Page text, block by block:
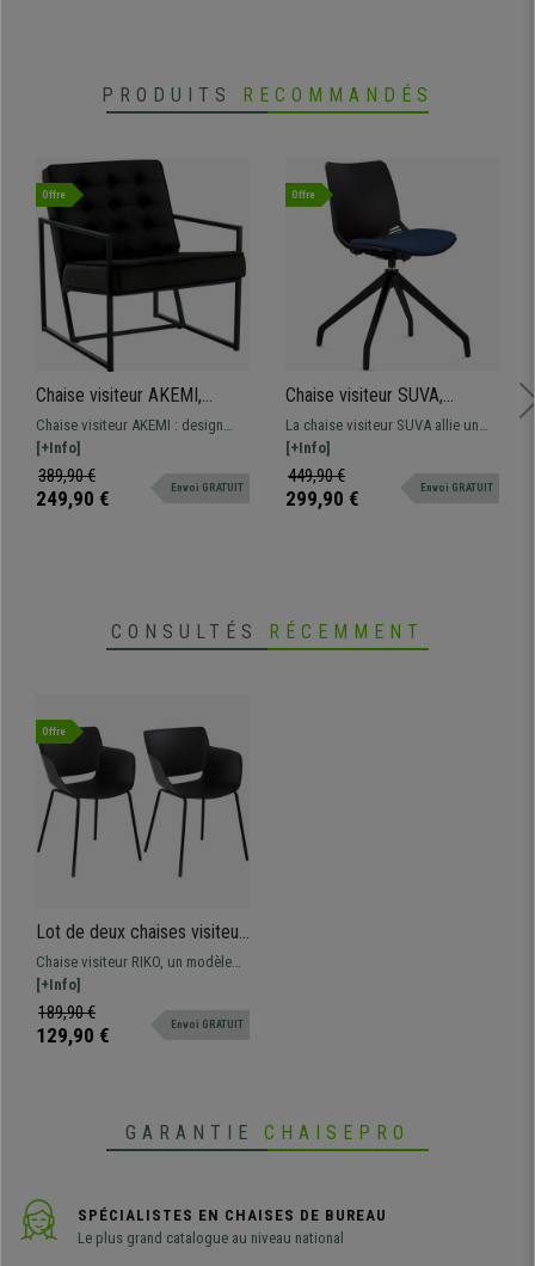
PRODUITS RECOMMANDÉS
Offre
Chaise visiteur AKEMI,
Design Raffiné et Élégant, en
Velours, Noir
Chaise visiteur AKEMI : design
élégant et moderne, structure en
métal. Ce modèle confortable
présente des finitions de grande
[+Info]
389,90 €
249,90 € Envoi GRATUIT
Offre
Chaise visiteur SUVA,
Pivotante, Design Moderne,
en Polypropylène, Bleu
La chaise visiteur SUVA allie un
design moderne à une grande
polyvalence. Elle est très pratique
car pivotante à 360º. Disponible
[+Info]
449,90 €
299,90 € Envoi GRATUIT
CONSULTÉS RÉCEMMENT
Offre
Lot de deux chaises visiteur
RIKO, Confortable,
Polyvalente et Robuste, Noir
Chaise visiteur RIKO, un modèle
au design exclusif, parfaite si
vous recherchez une chaise pour
votre extérieur et votre intérieur.
[+Info]
189,90 €
129,90 € Envoi GRATUIT
GARANTIE CHAISEPRO
SPÉCIALISTES EN CHAISES DE BUREAU
Le plus grand catalogue au niveau national